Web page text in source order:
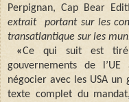
Perpignan, Cap Bear
extrait portant sur les
transatlantique sur les
«Ce qui suit est
gouvernements de
négocier avec les USA
texte complet du